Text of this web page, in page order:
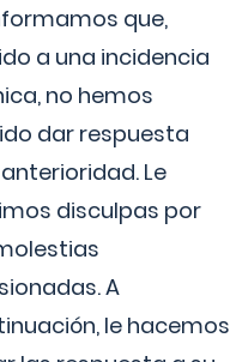
que,
a una incidencia
no hemos
dar respuesta
Le
disculpas por
A
le hacemos